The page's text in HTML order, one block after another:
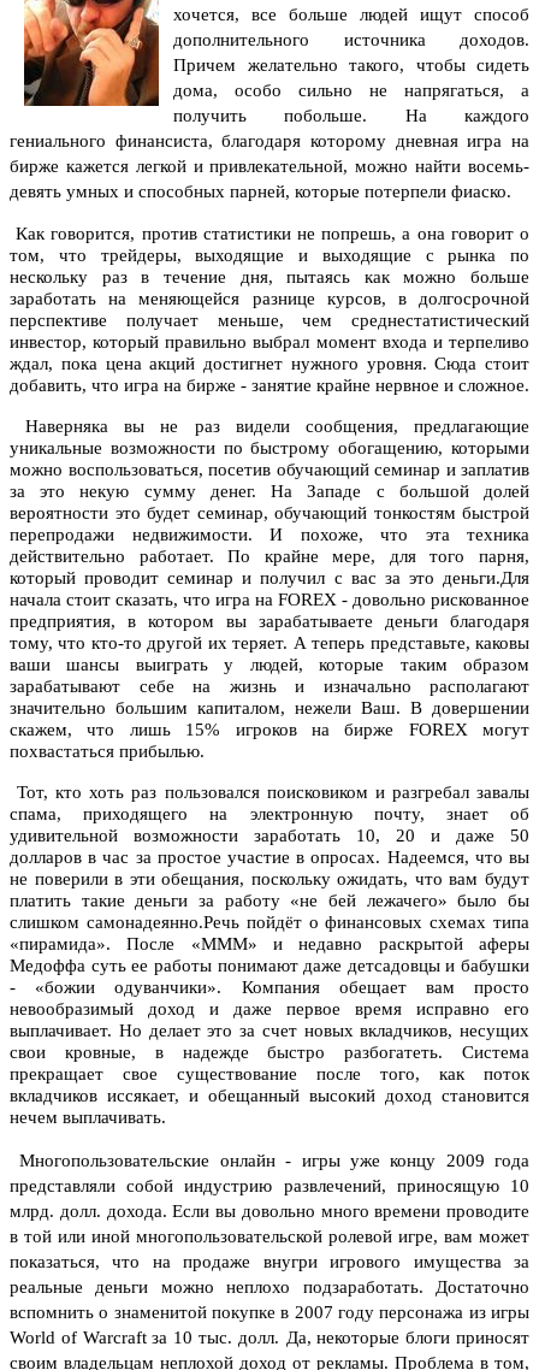
хочется, все больше людей ищут способ
дополнительного источника доходов.
Причем желательно такого, чтобы сидеть
дома, особо сильно не напрягаться, а
получить побольше.
На каждого
гениального финансиста, благодаря которому дневная игра на
бирже кажется легкой и привлекательной, можно найти восемь-
девять умных и способных парней, которые потерпели фиаско.
Как говорится, против статистики не попрешь, а она говорит о
том, что трейдеры, выходящие и выходящие с рынка по
нескольку раз в течение дня, пытаясь как можно больше
заработать на меняющейся разнице курсов, в долгосрочной
перспективе получает меньше, чем среднестатистический
инвестор, который правильно выбрал момент входа и терпеливо
ждал, пока цена акций достигнет нужного уровня. Сюда стоит
добавить, что игра на бирже - занятие крайне нервное и сложное.
Наверняка вы не раз видели сообщения, предлагающие
уникальные возможности по быстрому обогащению, которыми
можно воспользоваться, посетив обучающий семинар и заплатив
за это некую сумму денег. На Западе с большой долей
вероятности это будет семинар, обучающий тонкостям быстрой
перепродажи недвижимости. И похоже, что эта техника
действительно работает. По крайне мере, для того парня,
который проводит семинар и получил с вас за это деньги.Для
начала стоит сказать, что игра на FOREX - довольно рискованное
предприятия, в котором вы зарабатываете деньги благодаря
тому, что кто-то другой их теряет. А теперь представьте, каковы
ваши шансы выиграть у людей, которые таким образом
зарабатывают себе на жизнь и изначально располагают
значительно большим капиталом, нежели Ваш. В довершении
скажем, что лишь 15% игроков на бирже FOREX могут
похвастаться прибылью.
Тот, кто хоть раз пользовался поисковиком и разгребал завалы
спама, приходящего на электронную почту, знает об
удивительной возможности заработать 10, 20 и даже 50
долларов в час за простое участие в опросах. Надеемся, что вы
не поверили в эти обещания, поскольку ожидать, что вам будут
платить такие деньги за работу «не бей лежачего» было бы
слишком самонадеянно.Речь пойдёт о финансовых схемах типа
«пирамида». После «МММ» и недавно раскрытой аферы
Медоффа суть ее работы понимают даже детсадовцы и бабушки
- «божии одуванчики». Компания обещает вам просто
невообразимый доход и даже первое время исправно его
выплачивает. Но делает это за счет новых вкладчиков, несущих
свои кровные, в надежде быстро разбогатеть. Система
прекращает свое существование после того, как поток
вкладчиков иссякает, и обещанный высокий доход становится
нечем выплачивать.
Многопользовательские онлайн - игры уже концу 2009 года
представляли собой индустрию развлечений, приносящую 10
млрд. долл. дохода. Если вы довольно много времени проводите
в той или иной многопользовательской ролевой игре, вам может
показаться, что на продаже внугри игрового имущества за
реальные деньги можно неплохо подзаработать. Достаточно
вспомнить о знаменитой покупке в 2007 году персонажа из игры
World of Warcraftза 10 тыс. долл. Да, некоторые блоги приносят
своим владельцам неплохой доход от рекламы. Проблема в том,